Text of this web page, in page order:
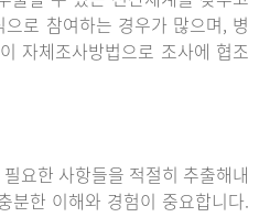
로 참여하는 경우가 많으며, 병
자체조사방법으로 조사에 협조
요한 사항들을 적절히 추출해내
분한 이해와 경험이 중요합니다.